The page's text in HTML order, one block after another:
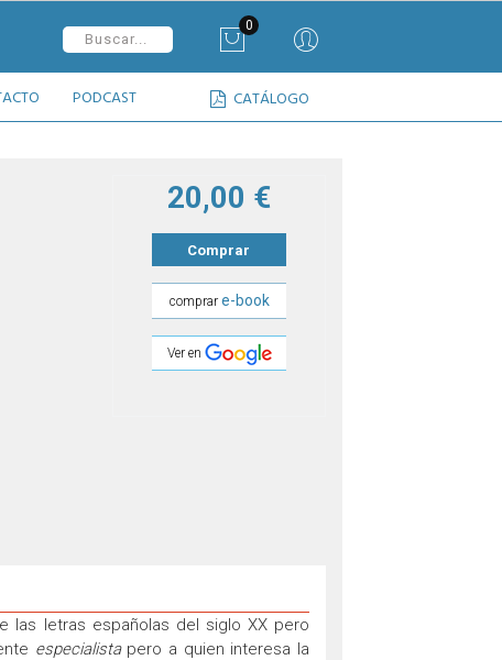
0
CATÁLOGO
PODCAST
20,00 €
Comprar
comprar e-book
Ver en
las letras españolas del siglo XX pero
especialistapero a quien interesa la